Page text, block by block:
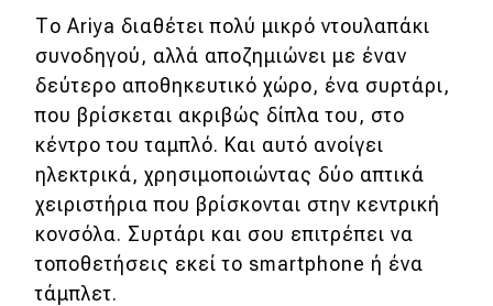
Το Ariya διαθέτει πολύ μικρό ντουλαπάκι
συνοδηγού, αλλά αποζημιώνει με έναν
δεύτερο αποθηκευτικό χώρο, ένα συρτάρι,
που βρίσκεται ακριβώς δίπλα του, στο
κέντρο του ταμπλό. Και αυτό ανοίγει
ηλεκτρικά, χρησιμοποιώντας δύο απτικά
χειριστήρια που βρίσκονται στην κεντρική
κονσόλα. Συρτάρι και σου επιτρέπει να
τοποθετήσεις εκεί το smartphone ή ένα
τάμπλετ.